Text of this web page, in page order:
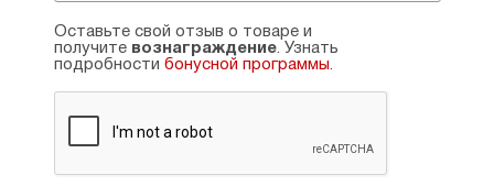
Оставьте свой отзыв о товаре и
получите вознаграждение. Узнать
подробности бонусной программы.